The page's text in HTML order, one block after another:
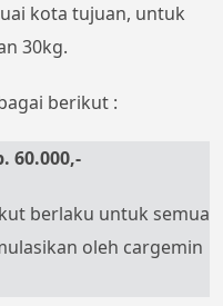
kota tujuan, untuk
30kg.
berikut :
60.000,-
berlaku untuk semua
oleh cargemin